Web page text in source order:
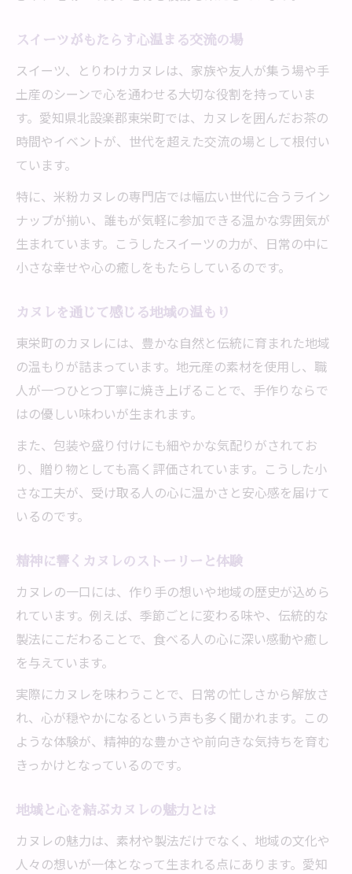
スイーツがもたらす心温まる交流の場
スイーツ、とりわけカヌレは、家族や友人が集う場や手
土産のシーンで心を通わせる大切な役割を持っていま
す。愛知県北設楽郡東栄町では、カヌレを囲んだお茶の
時間やイベントが、世代を超えた交流の場として根付い
ています。
特に、米粉カヌレの専門店では幅広い世代に合うライン
ナップが揃い、誰もが気軽に参加できる温かな雰囲気が
生まれています。こうしたスイーツの力が、日常の中に
小さな幸せや心の癒しをもたらしているのです。
カヌレを通じて感じる地域の温もり
東栄町のカヌレには、豊かな自然と伝統に育まれた地域
の温もりが詰まっています。地元産の素材を使用し、職
人が一つひとつ丁寧に焼き上げることで、手作りならで
はの優しい味わいが生まれます。
また、包装や盛り付けにも細やかな気配りがされてお
り、贈り物としても高く評価されています。こうした小
さな工夫が、受け取る人の心に温かさと安心感を届けて
いるのです。
精神に響くカヌレのストーリーと体験
カヌレの一口には、作り手の想いや地域の歴史が込めら
れています。例えば、季節ごとに変わる味や、伝統的な
製法にこだわることで、食べる人の心に深い感動や癒し
を与えています。
実際にカヌレを味わうことで、日常の忙しさから解放さ
れ、心が穏やかになるという声も多く聞かれます。この
ような体験が、精神的な豊かさや前向きな気持ちを育む
きっかけとなっているのです。
地域と心を結ぶカヌレの魅力とは
カヌレの魅力は、素材や製法だけでなく、地域の文化や
人々の想いが一体となって生まれる点にあります。愛知